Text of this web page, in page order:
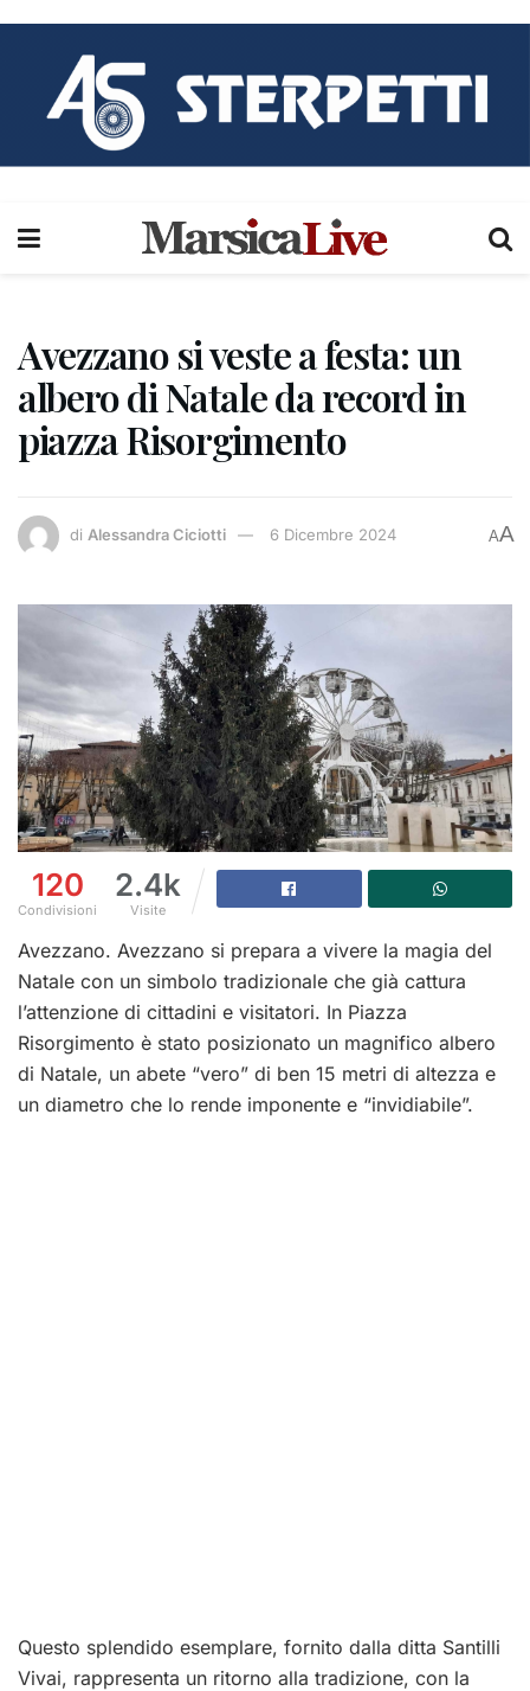
Avezzano si veste a festa: un
albero di Natale da record in
piazza Risorgimento
di Alessandra Ciciotti 6 Dicembre 2024 AA
120
Condivisioni
2.4k
Visite
Avezzano. Avezzano si prepara a vivere la magia del
Natale con un simbolo tradizionale che già cattura
l’attenzione di cittadini e visitatori. In Piazza
Risorgimento è stato posizionato un magnifico albero
di Natale, un abete “vero” di ben 15 metri di altezza e
un diametro che lo rende imponente e “invidiabile”.
Questo splendido esemplare, fornito dalla ditta Santilli
Vivai, rappresenta un ritorno alla tradizione, con la